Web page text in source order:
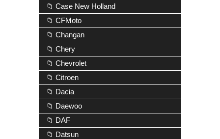
📁 Case New Holland
📁 CFMoto
📁 Changan
📁 Chery
📁 Chevrolet
📁 Citroen
📁 Dacia
📁 Daewoo
📁 DAF
📁 Datsun